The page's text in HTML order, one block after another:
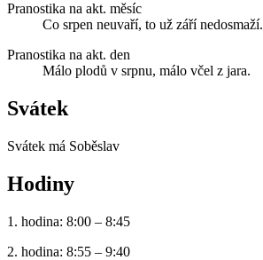
Pranostika na akt. měsíc
Co srpen neuvaří, to už září nedosmaží.
Pranostika na akt. den
Málo plodů v srpnu, málo včel z jara.
Svátek
Svátek má Soběslav
Hodiny
1. hodina: 8:00 – 8:45
2. hodina: 8:55 – 9:40